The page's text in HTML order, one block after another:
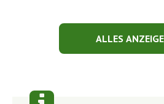
ALLES